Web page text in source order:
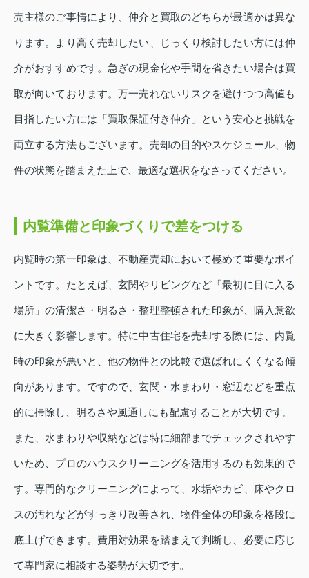
売主様のご事情により、仲介と買取のどちらが最適かは異な
ります。より高く売却したい、じっくり検討したい方には仲
介がおすすめです。急ぎの現金化や手間を省きたい場合は買
取が向いております。万一売れないリスクを避けつつ高値も
目指したい方には「買取保証付き仲介」という安心と挑戦を
両立する方法もございます。売却の目的やスケジュール、物
件の状態を踏まえた上で、最適な選択をなさってください。
内覧準備と印象づくりで差をつける
内覧時の第一印象は、不動産売却において極めて重要なポイ
ントです。たとえば、玄関やリビングなど「最初に目に入る
場所」の清潔さ・明るさ・整理整頓された印象が、購入意欲
に大きく影響します。特に中古住宅を売却する際には、内覧
時の印象が悪いと、他の物件との比較で選ばれにくくなる傾
向があります。ですので、玄関・水まわり・窓辺などを重点
的に掃除し、明るさや風通しにも配慮することが大切です。
また、水まわりや収納などは特に細部までチェックされやす
いため、プロのハウスクリーニングを活用するのも効果的で
す。専門的なクリーニングによって、水垢やカビ、床やクロ
スの汚れなどがすっきり改善され、物件全体の印象を格段に
底上げできます。費用対効果を踏まえて判断し、必要に応じ
て専門家に相談する姿勢が大切です。